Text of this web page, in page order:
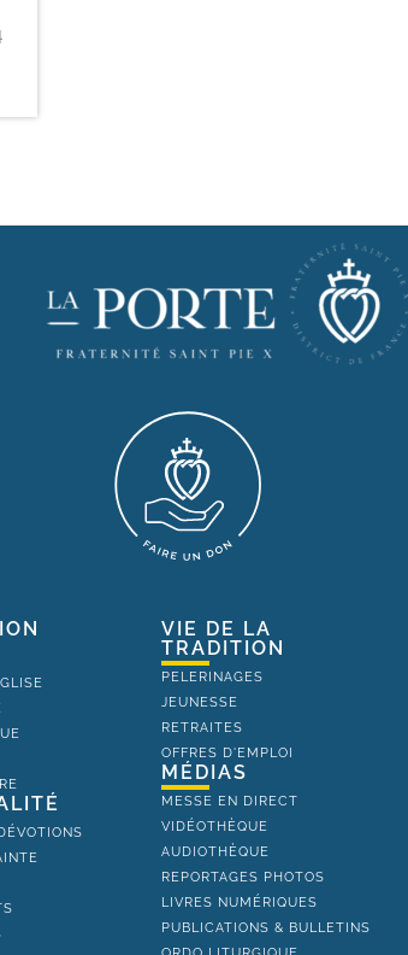
VIE DE LA
TRADITION
PELERINAGES
JEUNESSE
RETRAITES
OFFRES D'EMPLOI
MÉDIAS
MESSE EN DIRECT
VIDÉOTHÈQUE
AUDIOTHÈQUE
REPORTAGES PHOTOS
LIVRES NUMÉRIQUES
PUBLICATIONS & BULLETINS